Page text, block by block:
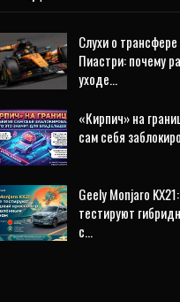
Слухи о
Пиастри: почему
уходе…
«Кирпич» на
сам себя
Geely Monjaro
тестируют
с…